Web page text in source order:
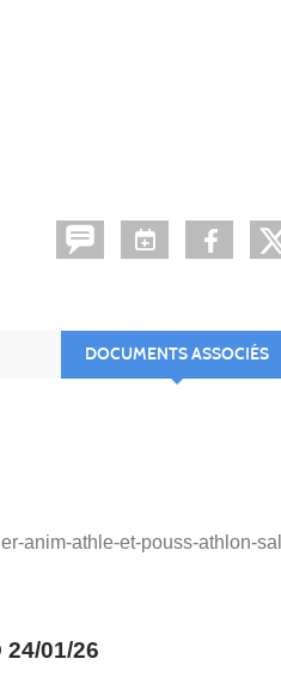
DOCUMENTS ASSOCIÉS
anim-athle-et-pouss-athlon-
24/01/26